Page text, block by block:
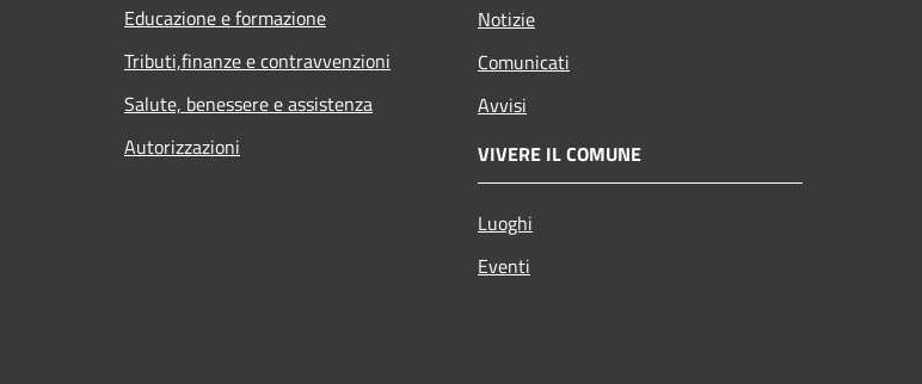
Educazione e formazione
Tributi,finanze e contravvenzioni
Salute, benessere e assistenza
Autorizzazioni
Notizie
Comunicati
Avvisi
VIVERE IL COMUNE
Luoghi
Eventi